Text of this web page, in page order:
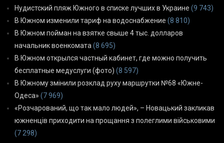
Нудистский пляж Южного в списке лучших в Украине (9 743)
В Южном изменили тариф на водоснабжение (8 810)
В Южном пойман на взятке свыше 4 тыс. долларов
начальник военкомата (8 695)
В Южном открылся частный кабинет, где можно получить
бесплатные медуслуги (фото) (8 597)
В Южному змінили розклад руху маршрутки №68 «Южне-
Одеса» (7 969)
«Розчарований, що так мало людей», – Новацький закликав
южненців приходити на прощання з полеглими військовими
(7 298)